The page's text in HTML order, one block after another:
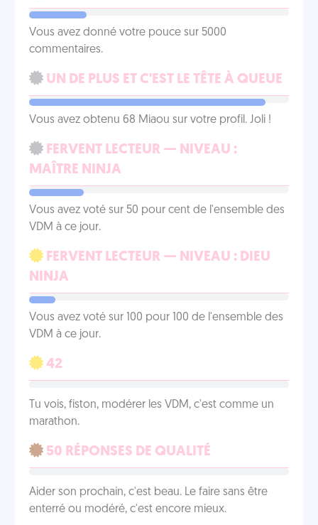
Vous avez donné votre pouce sur 5000
commentaires.
UN DE PLUS ET C'EST LE TÊTE À QUEUE
Vous avez obtenu 68 Miaou sur votre profil. Joli !
FERVENT LECTEUR — NIVEAU :
MAÎTRE NINJA
Vous avez voté sur 50 pour cent de l'ensemble des
VDM à ce jour.
FERVENT LECTEUR — NIVEAU : DIEU
NINJA
Vous avez voté sur 100 pour 100 de l'ensemble des
VDM à ce jour.
42
Tu vois, fiston, modérer les VDM, c'est comme un
marathon.
50 RÉPONSES DE QUALITÉ
Aider son prochain, c'est beau. Le faire sans être
enterré ou modéré, c'est encore mieux.